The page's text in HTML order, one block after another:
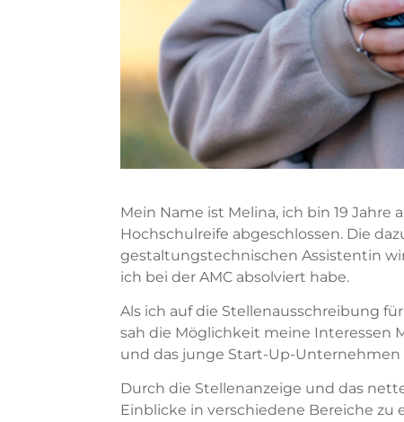
Mein Name ist Melina, ich bin 19
Hochschulreife abgeschlossen. Die
gestaltungstechnischen Assistentin
ich bei der AMC absolviert habe.
Als ich auf die Stellenausschreibung
sah die Möglichkeit meine Interessen
und das junge Start-Up-
Durch die Stellenanzeige und das
Einblicke in verschiedene Bereiche